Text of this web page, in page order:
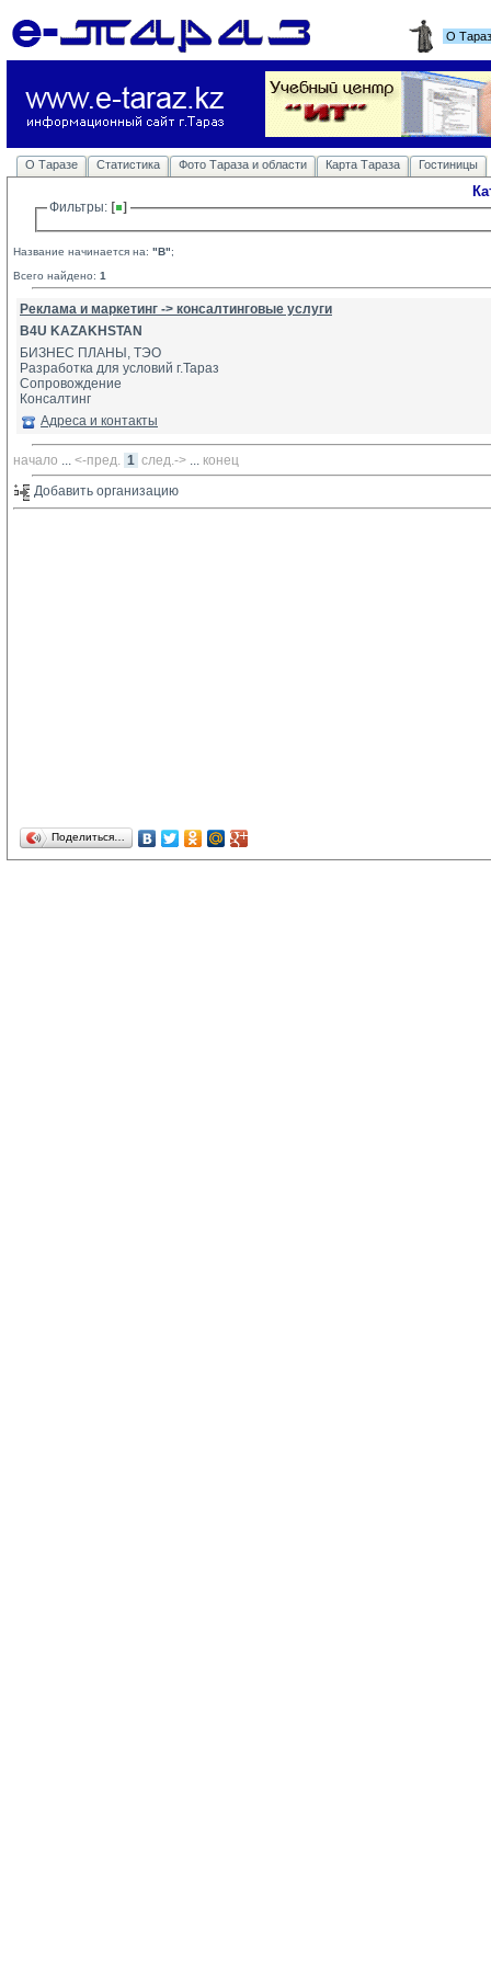
О
О Таразе Статистика Фото Тараза и области Карта Тараза Гостиницы
Фильтры:
Название начинается на: "B";
Всего найдено: 1
Реклама и маркетинг -> консалтинговые услуги
B4U KAZAKHSTAN
БИЗНЕС ПЛАНЫ, ТЭО
Разработка для условий г.Тараз
Сопровождение
Консалтинг
Адреса и контакты
начало ... <-пред. 1 след.-> ... конец
Добавить организацию
Поделиться…